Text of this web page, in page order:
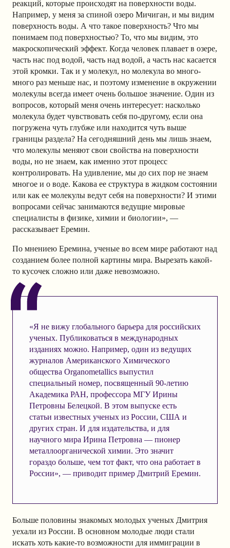
реакций, которые происходят на поверхности воды.
Например, у меня за спиной озеро Мичиган, и мы видим
поверхность воды. А что такое поверхность? Что мы
понимаем под поверхностью? То, что мы видим, это
макроскопический эффект. Когда человек плавает в озере,
часть нас под водой, часть над водой, а часть нас касается
этой кромки. Так и у молекул, но молекула во много-
много раз меньше нас, и поэтому изменение в окружении
молекулы всегда имеет очень большое значение. Один из
вопросов, который меня очень интересует: насколько
молекула будет чувствовать себя по-другому, если она
погружена чуть глубже или находится чуть выше
границы раздела? На сегодняшний день мы лишь знаем,
что молекулы меняют свои свойства на поверхности
воды, но не знаем, как именно этот процесс
контролировать. На удивление, мы до сих пор не знаем
многое и о воде. Какова ее структура в жидком состоянии
или как ее молекулы ведут себя на поверхности? И этими
вопросами сейчас занимаются ведущие мировые
специалисты в физике, химии и биологии», —
рассказывает Еремин.
По мнениею Еремина, ученые во всем мире работают над
созданием более полной картины мира. Вырезать какой-
то кусочек сложно или даже невозможно.
«Я не вижу глобального барьера для российских
ученых. Публиковаться в международных
изданиях можно. Например, один из ведущих
журналов Американского Химического
общества Organometallics выпустил
специальный номер, посвященный 90-летию
Академика РАН, профессора МГУ Ирины
Петровны Белецкой. В этом выпуске есть
статьи известных ученых из России, США и
других стран. И для издательства, и для
научного мира Ирина Петровна — пионер
металлоорганической химии. Это значит
гораздо больше, чем тот факт, что она работает в
России», — приводит пример Дмитрий Еремин.
Больше половины знакомых молодых ученых Дмитрия
уехали из России. В основном молодые люди стали
искать хоть какие-то возможности для иммиграции в